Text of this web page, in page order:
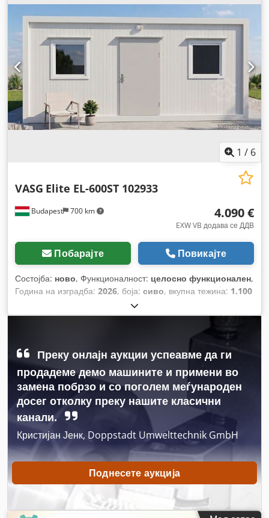
1 / 6
Budapest 700 km
VASG Elite EL-600ST 102933
4.090 €
EXW VB додава се ДДВ
Побарајте Повикајте
Состојба: ново, Функционалност: целосно функционален,
Година на изградба: 2026, боја: сиво, вкупна тежина: 1.100
, ширина на товарниот простор:
товарниот простор:6.000 мм, висина на просторот за
клима уред, осветлување
Преку онлајн аукции успеавме да ги
продадеме демо машините и примени во
замена побрзо и со поголем меѓународен
досег отколку преку нашите класични
канали.
Кристијан Јенк, Doppstadt Umwelttechnik GmbH
Поднесете аукција